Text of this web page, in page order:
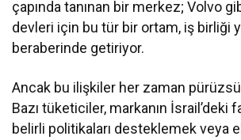
çapında tanınan bir merkez; Volvo
devleri için bu tür bir ortam, iş birliği
beraberinde getiriyor.
Ancak bu ilişkiler her zaman
Bazı tüketiciler, markanın İsrail’deki
belirli politikaları desteklemek veya